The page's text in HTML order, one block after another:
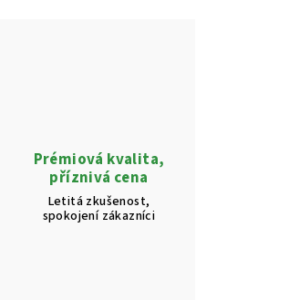
Prémiová kvalita,
příznivá cena
Letitá zkušenost,
spokojení zákazníci